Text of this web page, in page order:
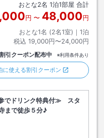
おとな2名 1泊1部屋 合計
円 〜 48,000円
おとな1名 (2名1室)｜ 1泊
税込 19,000円〜24,000円
割引クーポン配布中 ※利用条件あり
に使える割引クーポン
でドリンク特典付≫ スタ
まで徒歩５分♪